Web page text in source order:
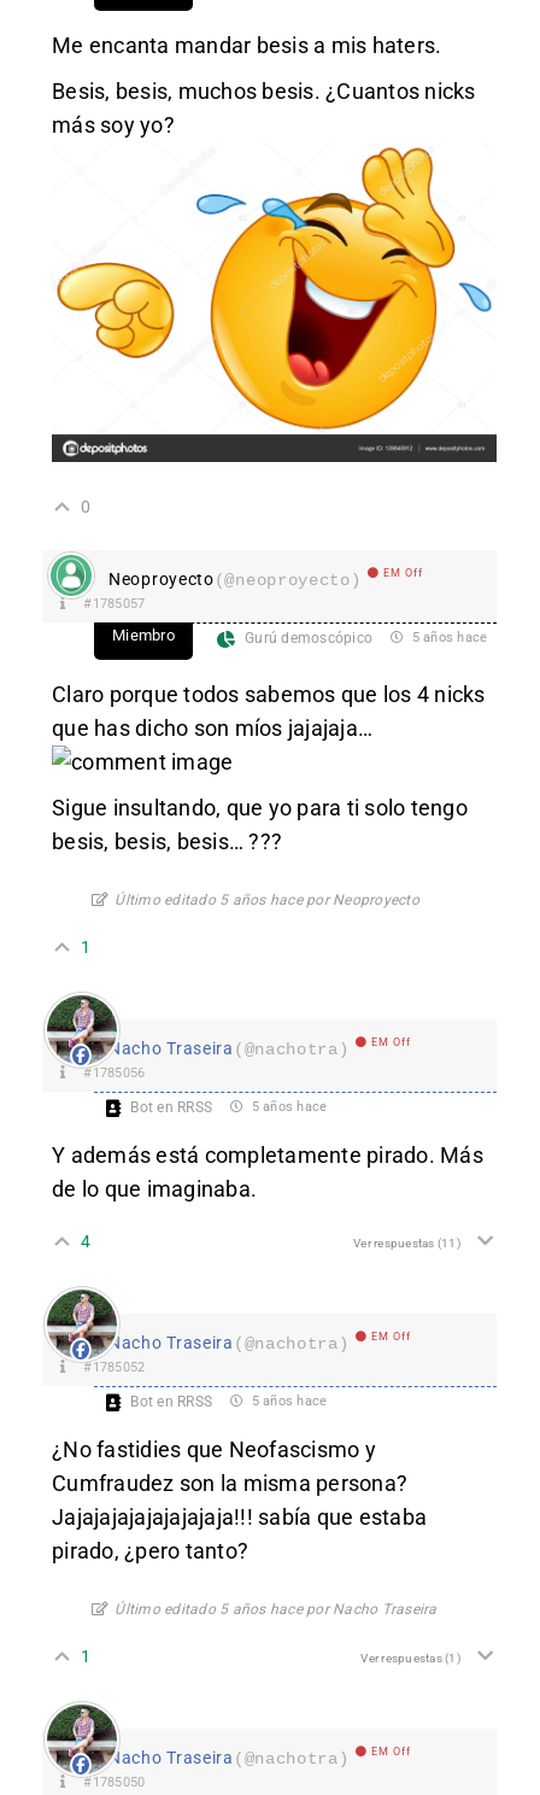
Me encanta mandar besis a mis haters.
Besis, besis, muchos besis. ¿Cuantos nicks
más soy yo?
0
Neoproyecto(@neoproyecto) EM Off
#1785057
Miembro Gurú demoscópico 5 años hace
Claro porque todos sabemos que los 4 nicks
que has dicho son míos jajajaja…
Sigue insultando, que yo para ti solo tengo
besis, besis, besis… ???
Último editado 5 años hace por Neoproyecto
1
Nacho Traseira (@nachotra) EM Off
#1785056
Bot en RRSS 5 años hace
Y además está completamente pirado. Más
de lo que imaginaba.
4 Ver respuestas (11)
Nacho Traseira (@nachotra) EM Off
#1785052
Bot en RRSS 5 años hace
¿No fastidies que Neofascismo y
Cumfraudez son la misma persona?
Jajajajajajajajajaja!!! sabía que estaba
pirado, ¿pero tanto?
Último editado 5 años hace por Nacho Traseira
1 Ver respuestas(1)
Nacho Traseira (@nachotra) EM Off
#1785050